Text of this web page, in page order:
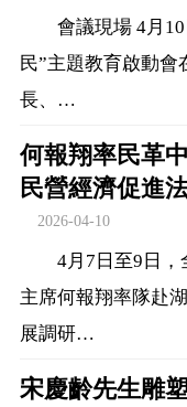
會議現場 4月
民”主題教育啟動會
長、…
何報翔率民革
民營經濟促進
2026-04-10
4月7日至9日，
主席何報翔率隊赴
展調研…
宋慶齡先生雕